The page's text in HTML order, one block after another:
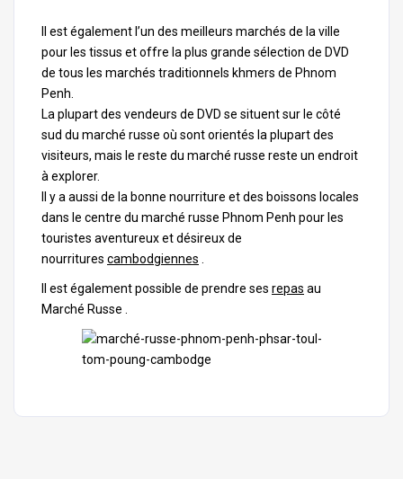
Il est également l’un des meilleurs marchés de la ville
pour les tissus et offre la plus grande sélection de DVD
de tous les marchés traditionnels khmers de Phnom
Penh.
La plupart des vendeurs de DVD se situent sur le côté
sud du marché russe où sont orientés la plupart des
visiteurs, mais le reste du marché russe reste un endroit
à explorer.
Il y a aussi de la bonne nourriture et des boissons locales
dans le centre du marché russe Phnom Penh pour les
touristes aventureux et désireux de
nourritures cambodgiennes
Il est également possible de prendre ses repas au
Marché Russe .